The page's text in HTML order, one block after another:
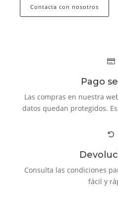
Contacta con nosotros
Pago
Las compras en nuestra
datos quedan protegidos.
Consulta las condiciones
fácil y